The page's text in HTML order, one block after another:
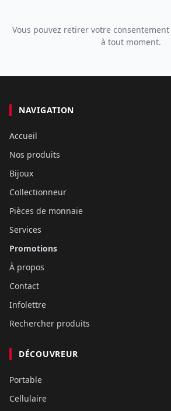
Vous pouvez retirer votre
à tout moment.
NAVIGATION
Accueil
Nos produits
Bijoux
Collectionneur
Pièces de monnaie
Services
Promotions
À propos
Contact
Infolettre
Rechercher produits
DÉCOUVREUR
Portable
Cellulaire